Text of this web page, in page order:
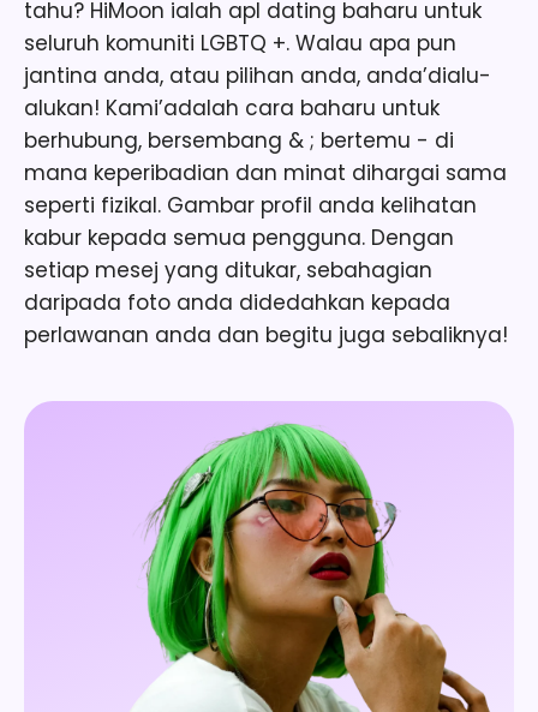
tahu? HiMoon ialah apl dating baharu untuk
seluruh komuniti LGBTQ +. Walau apa pun
jantina anda, atau pilihan anda, anda’dialu-
alukan! Kami’adalah cara baharu untuk
berhubung, bersembang & ; bertemu - di
mana keperibadian dan minat dihargai sama
seperti fizikal. Gambar profil anda kelihatan
kabur kepada semua pengguna. Dengan
setiap mesej yang ditukar, sebahagian
daripada foto anda didedahkan kepada
perlawanan anda dan begitu juga sebaliknya!